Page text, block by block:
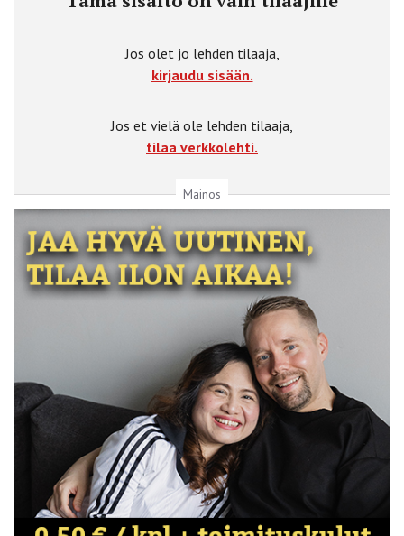
Jos olet jo lehden tilaaja,
kirjaudu sisään.
Jos et vielä ole lehden tilaaja,
tilaa verkkolehti.
Mainos